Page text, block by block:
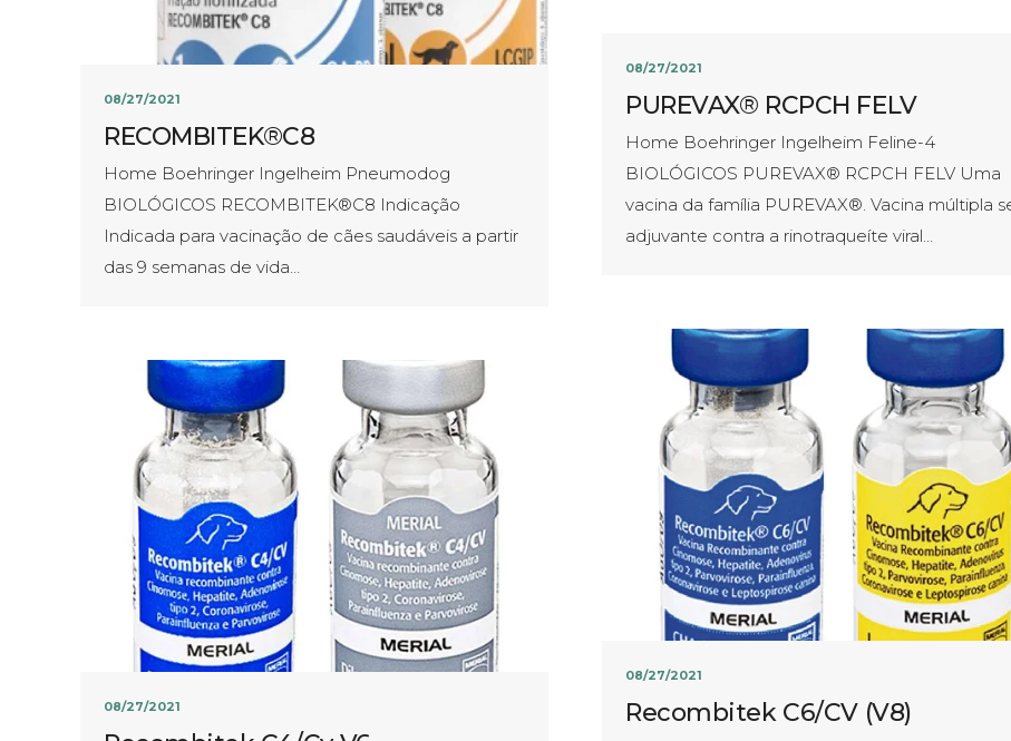
08/27/2021
PUREVAX® RCPCH FELV
Home Boehringer Ingelheim Feline-4
BIOLÓGICOS PUREVAX® RCPCH FELV Uma
vacina da família PUREVAX®. Vacina múltipla
adjuvante contra a rinotraqueíte viral…
08/27/2021
RECOMBITEK®C8
Home Boehringer Ingelheim Pneumodog
BIOLÓGICOS RECOMBITEK®C8 Indicação
Indicada para vacinação de cães saudáveis a partir
das 9 semanas de vida…
08/27/2021
Recombitek C6/CV (V8)
08/27/2021